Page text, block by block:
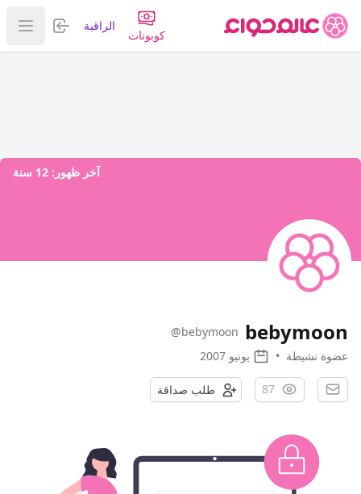
كوبونات
الراقية تسجيل
عرض
آخر ظهور: 12 سنة
bebymoon
@bebymoon
عضوة نشيطة • يونيو 2007
87 طلب صداقة